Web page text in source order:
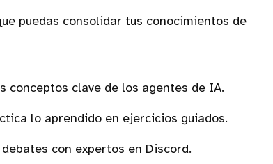
puedas consolidar tus conocimientos de
conceptos clave de los agentes de IA.
lo aprendido en ejercicios guiados.
con expertos en Discord.